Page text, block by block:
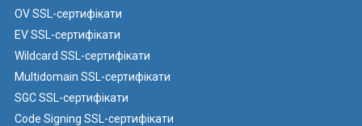
OV SSL-сертифікати
EV SSL-сертифікати
Wildcard SSL-сертифікати
Multidomain SSL-сертифікати
SGC SSL-сертифікати
Code Signing SSL-сертифікати